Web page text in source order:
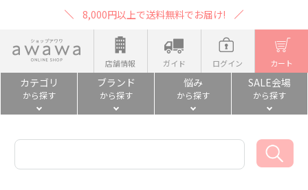
8,000円以上で送料無料でお届け!
店舗情報 ガイド ログイン カート
カテゴリ
から探す
ブランド
から探す
悩み
から探す
SALE会場
から探す